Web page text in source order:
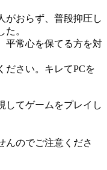
おらず、普段抑圧し
。
平常心を保てる方を対
さい。キレてPCを
してゲームをプレイし
のでご注意くださ